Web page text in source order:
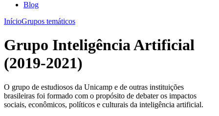
Blog
InícioGrupos temáticos
Grupo Inteligência Artificial
(2019-2021)
O grupo de estudiosos da Unicamp e de outras instituições
brasileiras foi formado com o propósito de debater os impactos
sociais, econômicos, políticos e culturais da inteligência artificial.